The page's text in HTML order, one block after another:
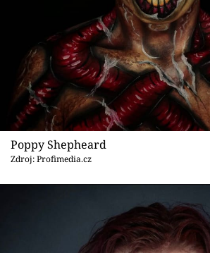
Poppy Shepheard
Zdroj: Profimedia.cz